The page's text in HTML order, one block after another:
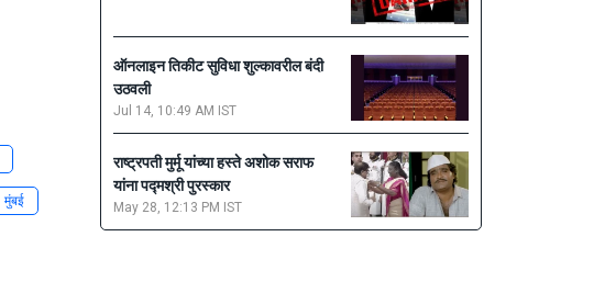
मुंबई
ऑनलाइन तिकीट सुविधा शुल्कावरील बंदी
उठवली
Jul 14, 10:49 AM IST
राष्ट्रपती मुर्मू यांच्या हस्ते अशोक सराफ
यांना पद्मश्री पुरस्कार
May 28, 12:13 PM IST